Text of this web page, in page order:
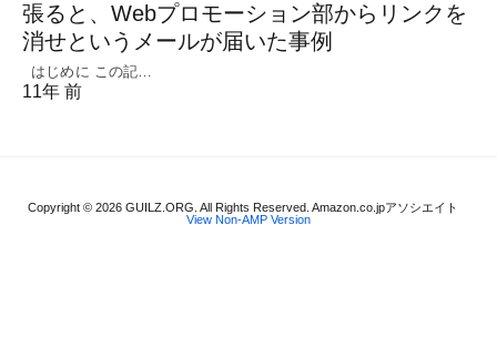
張ると、Webプロモーション部からリンクを
消せというメールが届いた事例
はじめに この記…
11年 前
Copyright © 2026 GUILZ.ORG. All Rights Reserved. Amazon.co.jpアソシエイト
View Non-AMP Version